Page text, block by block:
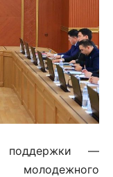
поддержки —